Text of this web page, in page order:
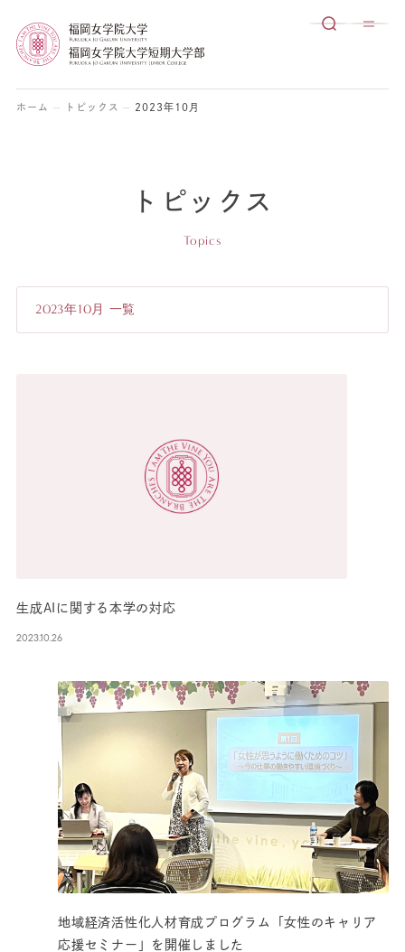
ホーム トピックス 2023年10月
トピックス
Topics
2023年10月 一覧
生成AIに関する本学の対応
2023.10.26
地域経済活性化人材育成プログラム「女性のキャリア
応援セミナー」を開催しました